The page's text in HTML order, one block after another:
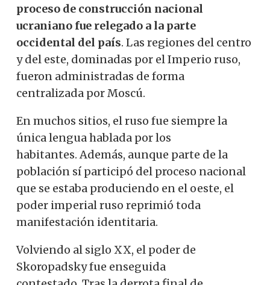
proceso de construcción nacional
ucraniano fue relegado a la parte
occidental del país. Las regiones del centro
y del este, dominadas por el Imperio ruso,
fueron administradas de forma
centralizada por Moscú.
En muchos sitios, el ruso fue siempre la
única lengua hablada por los
habitantes. Además, aunque parte de la
población sí participó del proceso nacional
que se estaba produciendo en el oeste, el
poder imperial ruso reprimió toda
manifestación identitaria.
Volviendo al siglo XX, el poder de
Skoropadsky fue enseguida